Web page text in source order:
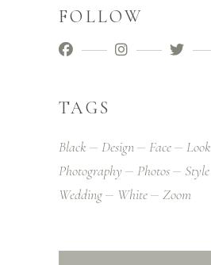
FOLLOW
TAGS
Black Design Face Look
Photography
Photos Style
Wedding
White Zoom